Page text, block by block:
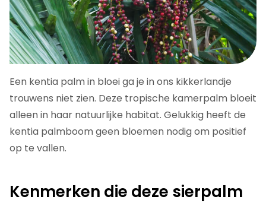
Een kentia palm in bloei ga je in ons kikkerlandje
trouwens niet zien. Deze tropische kamerpalm bloeit
alleen in haar natuurlijke habitat. Gelukkig heeft de
kentia palmboom geen bloemen nodig om positief
op te vallen.
Kenmerken die deze sierpalm